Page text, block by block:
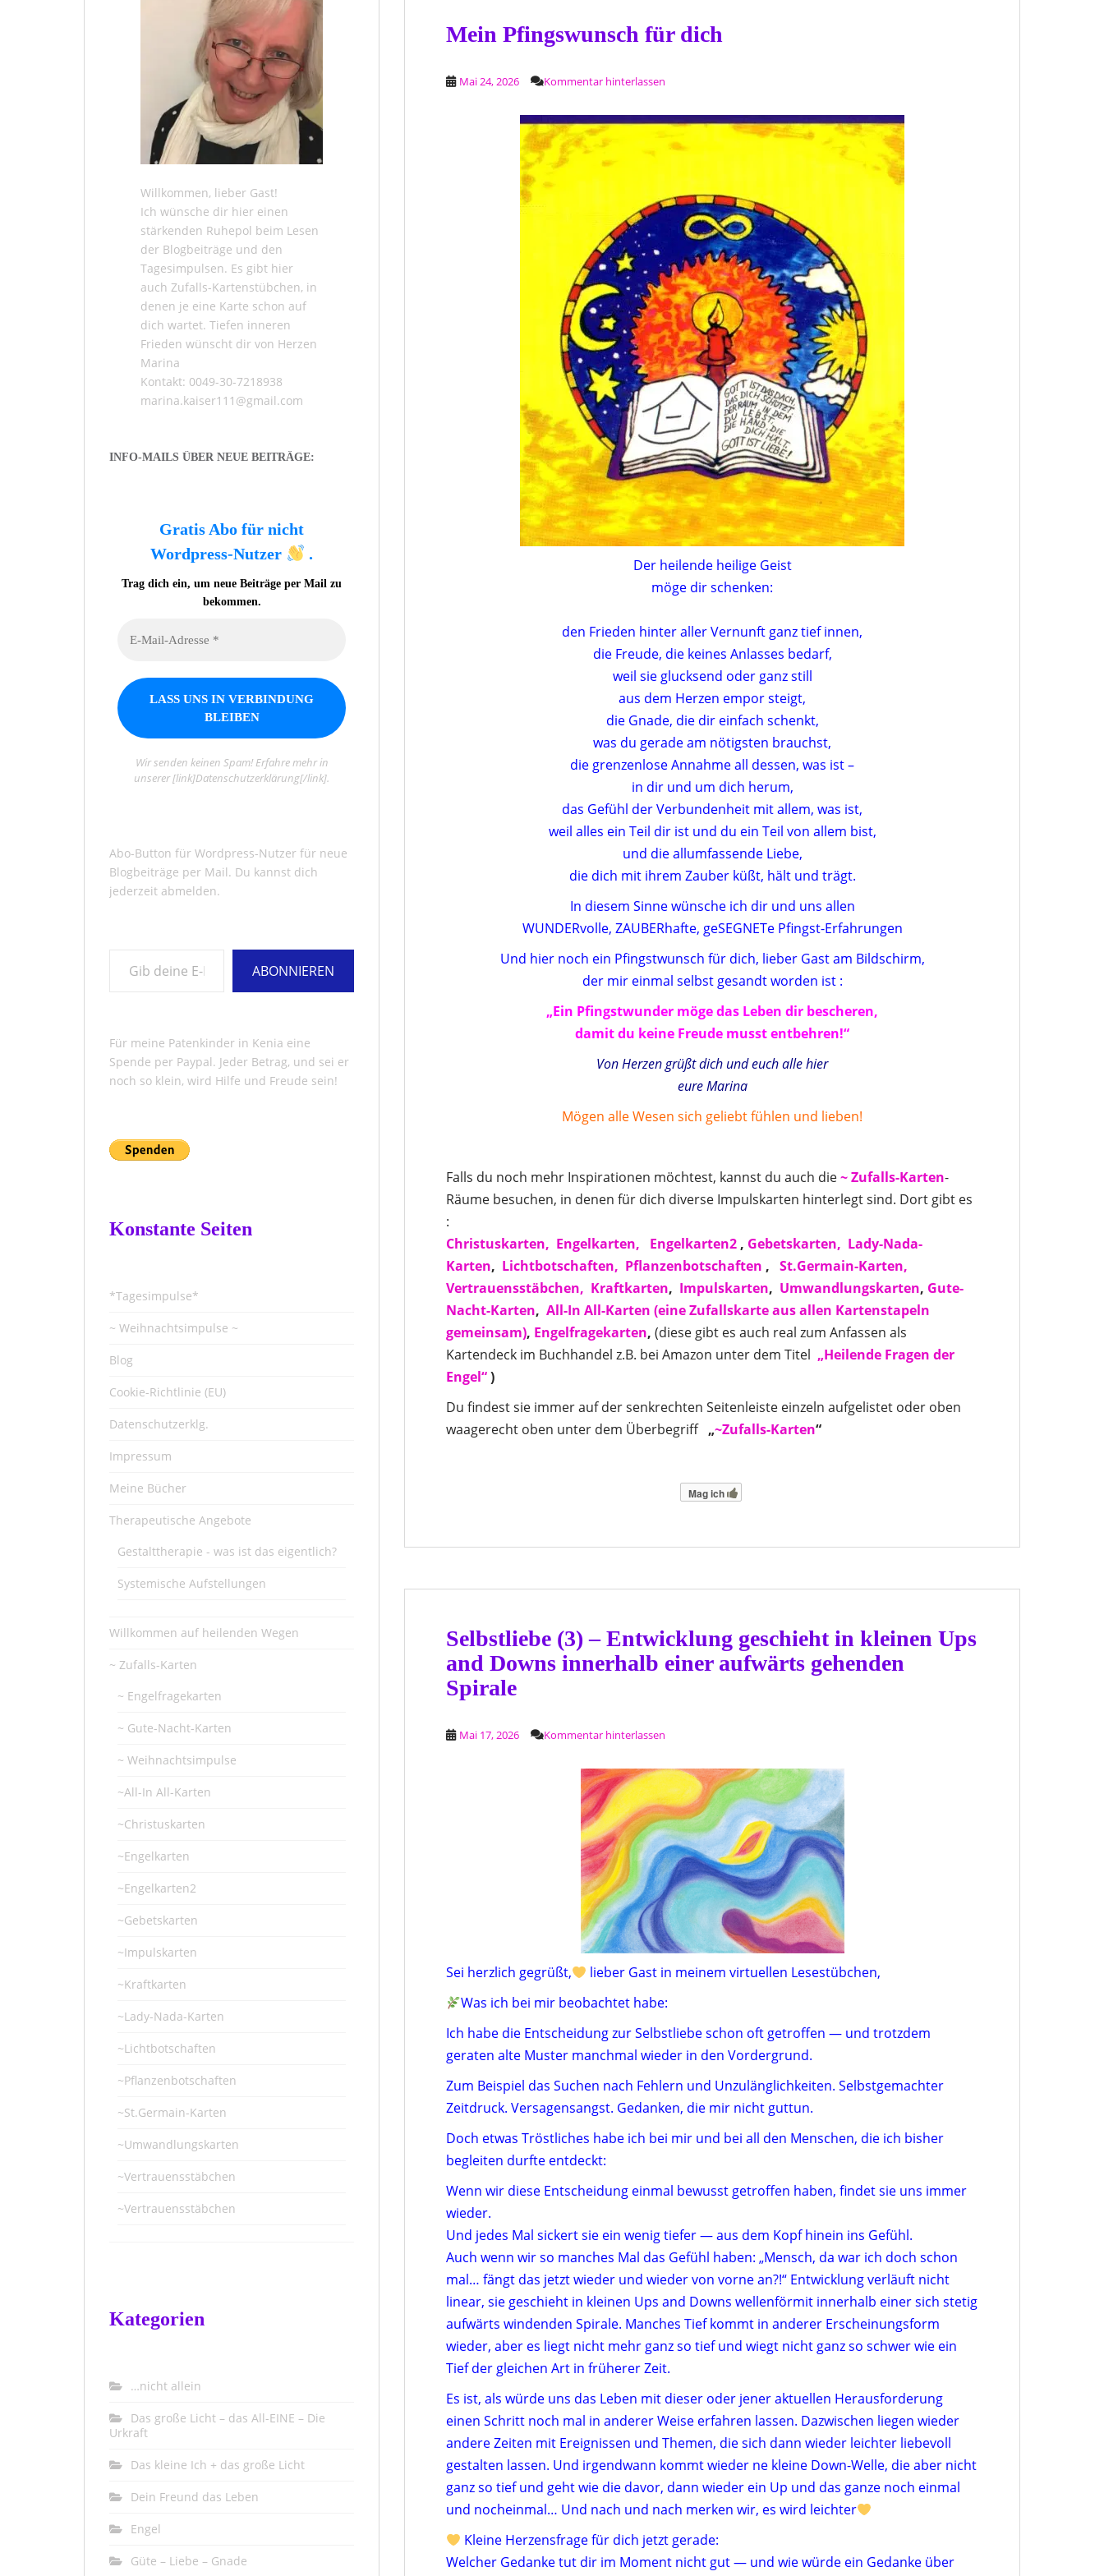
Mein Pfingswunsch für dich
Mai 24, 2026 Kommentar hinterlassen
Der heilende heilige Geist
möge dir schenken:
den Frieden hinter aller Vernunft ganz tief innen,
die Freude, die keines Anlasses bedarf,
weil sie glucksend oder ganz still
aus dem Herzen empor steigt,
die Gnade, die dir einfach schenkt,
was du gerade am nötigsten brauchst,
die grenzenlose Annahme all dessen, was ist –
in dir und um dich herum,
das Gefühl der Verbundenheit mit allem, was ist,
weil alles ein Teil dir ist und du ein Teil von allem bist,
und die allumfassende Liebe,
die dich mit ihrem Zauber küßt, hält und trägt.
In diesem Sinne wünsche ich dir und uns allen
WUNDERvolle, ZAUBERhafte, geSEGNETe Pfingst-Erfahrungen
Und hier noch ein Pfingstwunsch für dich, lieber Gast am Bildschirm,
der mir einmal selbst gesandt worden ist :
„Ein Pfingstwunder möge das Leben dir bescheren,
damit du keine Freude musst entbehren!“
Von Herzen grüßt dich und euch alle hier
eure Marina
Mögen alle Wesen sich geliebt fühlen und lieben!
Falls du noch mehr Inspirationen möchtest, kannst du auch die~ Zufalls-Karten-
Räume besuchen, in denen für dich diverse Impulskarten hinterlegt sind. Dort gibt es
:
Christuskarten, Engelkarten, Engelkarten2 , Gebetskarten, Lady-Nada-
Karten, Lichtbotschaften, Pflanzenbotschaften , St.Germain-Karten,
Vertrauensstäbchen, Kraftkarten, Impulskarten, Umwandlungskarten, Gute-
Nacht-Karten, All-In All-Karten (eine Zufallskarte aus allen Kartenstapeln
gemeinsam), Engelfragekarten, (diese gibt es auch real zum Anfassen als
Kartendeck im Buchhandel z.B. bei Amazon unter dem Titel „Heilende Fragen der
Engel“)
Du findest sie immer auf der senkrechten Seitenleiste einzeln aufgelistet oder oben
waagerecht oben unter dem Überbegriff „~Zufalls-Karten“
Mag ich
Selbstliebe (3) – Entwicklung geschieht in kleinen Ups
and Downs innerhalb einer aufwärts gehenden
Spirale
Mai 17, 2026 Kommentar hinterlassen
Sei herzlich gegrüßt,
lieber Gast in meinem virtuellen Lesestübchen,
Was ich bei mir beobachtet habe:
Ich habe die Entscheidung zur Selbstliebe schon oft getroffen — und trotzdem
geraten alte Muster manchmal wieder in den Vordergrund.
Zum Beispiel das Suchen nach Fehlern und Unzulänglichkeiten. Selbstgemachter
Zeitdruck. Versagensangst. Gedanken, die mir nicht guttun.
Doch etwas Tröstliches habe ich bei mir und bei all den Menschen, die ich bisher
begleiten durfte entdeckt:
Wenn wir diese Entscheidung einmal bewusst getroffen haben, findet sie uns immer
wieder.
Und jedes Mal sickert sie ein wenig tiefer — aus dem Kopf hinein ins Gefühl.
Auch wenn wir so manches Mal das Gefühl haben: „Mensch, da war ich doch schon
mal… fängt das jetzt wieder und wieder von vorne an?!“ Entwicklung verläuft nicht
linear, sie geschieht in kleinen Ups and Downs wellenförmit innerhalb einer sich stetig
aufwärts windenden Spirale. Manches Tief kommt in anderer Erscheinungsform
wieder, aber es liegt nicht mehr ganz so tief und wiegt nicht ganz so schwer wie ein
Tief der gleichen Art in früherer Zeit.
Es ist, als würde uns das Leben mit dieser oder jener aktuellen Herausforderung
einen Schritt noch mal in anderer Weise erfahren lassen. Dazwischen liegen wieder
andere Zeiten mit Ereignissen und Themen, die sich dann wieder leichter liebevoll
gestalten lassen. Und irgendwann kommt wieder ne kleine Down-Welle, die aber nicht
ganz so tief und geht wie die davor, dann wieder ein Up und das ganze noch einmal
und nocheinmal… Und nach und nach merken wir, es wird leichter
Kleine Herzensfrage für dich jetzt gerade:
Welcher Gedanke tut dir im Moment nicht gut — und wie würde ein Gedanke über
Willkommen, lieber Gast!
Ich wünsche dir hier einen
stärkenden Ruhepol beim Lesen
der Blogbeiträge und den
Tagesimpulsen. Es gibt hier
auch Zufalls-Kartenstübchen, in
denen je eine Karte schon auf
dich wartet. Tiefen inneren
Frieden wünscht dir von Herzen
Marina
Kontakt: 0049-30-7218938
marina.kaiser111@gmail.com
INFO-MAILS ÜBER NEUE BEITRÄGE:
Gratis Abo für nicht
Wordpress-Nutzer
.
Trag dich ein, um neue Beiträge per Mail zu
bekommen.
Wir senden keinen Spam! Erfahre mehr in
unserer [link]Datenschutzerklärung[/link].
Abo-Button für Wordpress-Nutzer für neue
Blogbeiträge per Mail. Du kannst dich
jederzeit abmelden.
ABONNIEREN
Für meine Patenkinder in Kenia eine
Spende per Paypal. Jeder Betrag, und sei er
noch so klein, wird Hilfe und Freude sein!
Konstante Seiten
*Tagesimpulse*
~ Weihnachtsimpulse ~
Blog
Cookie-Richtlinie (EU)
Datenschutzerklg.
Impressum
Meine Bücher
Therapeutische Angebote
Gestalttherapie - was ist das eigentlich?
Systemische Aufstellungen
Willkommen auf heilenden Wegen
~ Zufalls-Karten
~ Engelfragekarten
~ Gute-Nacht-Karten
~ Weihnachtsimpulse
~All-In All-Karten
~Christuskarten
~Engelkarten
~Engelkarten2
~Gebetskarten
~Impulskarten
~Kraftkarten
~Lady-Nada-Karten
~Lichtbotschaften
~Pflanzenbotschaften
~St.Germain-Karten
~Umwandlungskarten
~Vertrauensstäbchen
~Vertrauensstäbchen
Kategorien
…nicht allein
Das große Licht – das All-EINE – Die
Urkraft
Das kleine Ich + das große Licht
Dein Freund das Leben
Engel
Güte – Liebe – Gnade